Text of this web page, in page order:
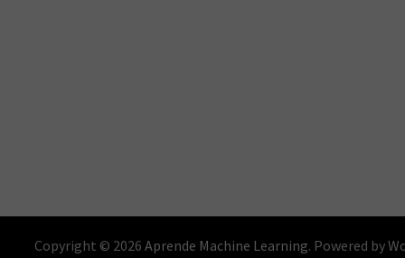
Copyright © 2026Aprende Machine Learning. Powered by